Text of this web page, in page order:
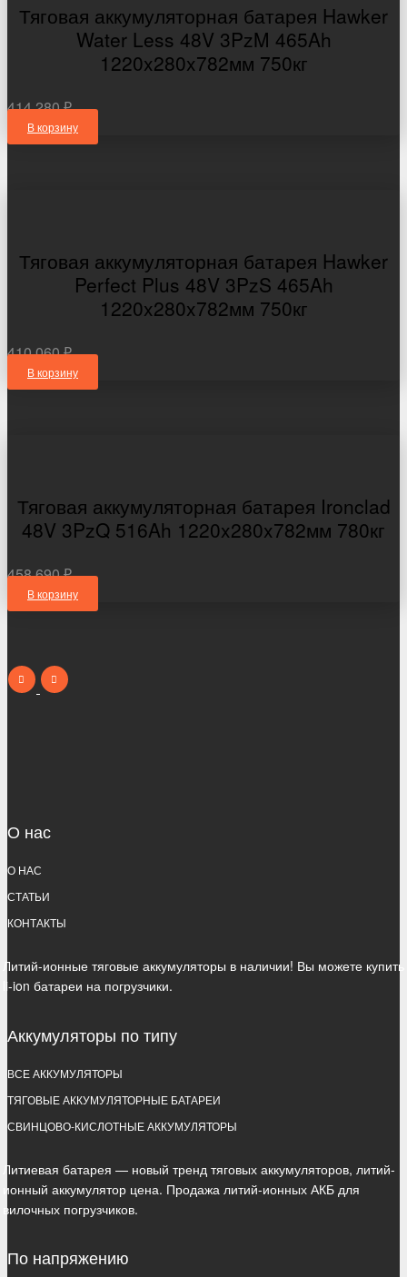
Тяговая аккумуляторная батарея Hawker
Water Less 48V 3PzM 465Ah
1220x280x782мм 750кг
414 280 ₽
В корзину
Тяговая аккумуляторная батарея Hawker
Perfect Plus 48V 3PzS 465Ah
1220x280x782мм 750кг
410 060 ₽
В корзину
Тяговая аккумуляторная батарея Ironclad
48V 3PzQ 516Ah 1220x280x782мм 780кг
458 690 ₽
В корзину
О нас
О НАС
СТАТЬИ
КОНТАКТЫ
Литий-ионные тяговые аккумуляторы в наличии! Вы можете купить
li-ion батареи на погрузчики.
Аккумуляторы по типу
ВСЕ АККУМУЛЯТОРЫ
ТЯГОВЫЕ АККУМУЛЯТОРНЫЕ БАТАРЕИ
СВИНЦОВО-КИСЛОТНЫЕ АККУМУЛЯТОРЫ
Литиевая батарея — новый тренд тяговых аккумуляторов, литий-
ионный аккумулятор цена. Продажа литий-ионных АКБ для
вилочных погрузчиков.
По напряжению